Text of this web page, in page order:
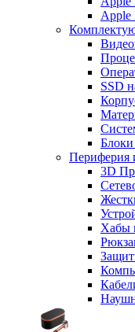
Apple
SSD
Периферия
3D
Хабы